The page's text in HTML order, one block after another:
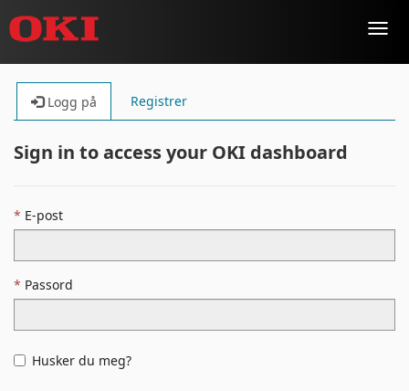
Logg på Registrer
Sign in to access your OKI dashboard
E-post
Passord
Husker du meg?